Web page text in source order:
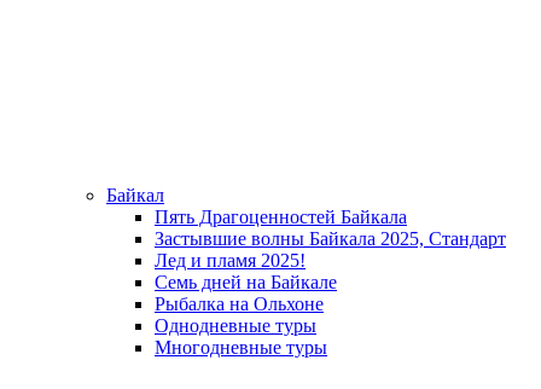
Байкал
Пять Драгоценностей Байкала
Застывшие волны Байкала 2025, Стандарт
Лед и пламя 2025!
Семь дней на Байкале
Рыбалка на Ольхоне
Однодневные туры
Многодневные туры